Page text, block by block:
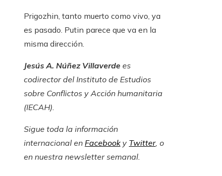
Prigozhin, tanto muerto como vivo, ya
es pasado. Putin parece que va en la
misma dirección.
Jesús A. Núñez Villaverde es
codirector del Instituto de Estudios
sobre Conflictos y Acción humanitaria
(IECAH).
Sigue toda la información
internacional en Facebooky Twitter, o
en nuestra newsletter semanal.